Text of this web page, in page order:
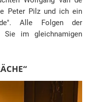
Peter Pilz und ich ein
Alle Folgen der
Sie im gleichnamigen